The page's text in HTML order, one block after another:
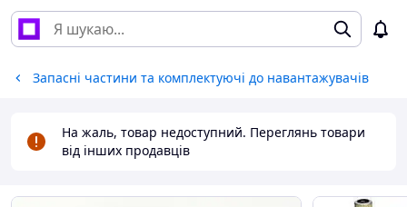
Запасні частини та комплектуючі до навантажувачів
На жаль, товар недоступний. Переглянь товари
від інших продавців